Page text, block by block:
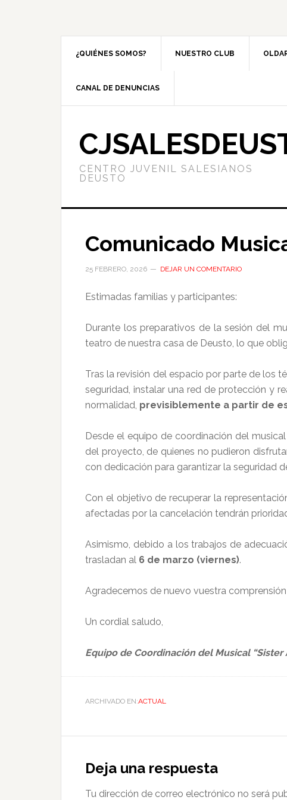
¿QUIÉNES SOMOS? NUESTRO CLUB
CANAL DE DENUNCIAS
CENTRO JUVENIL SALESIANOS
DEUSTO
Comunicado
25 FEBRERO, 2026 DEJAR UN COMENTARIO
Estimadas familias y participantes:
Durante los preparativos de la sesión del
teatro de nuestra casa de Deusto, lo que
Tras la revisión del espacio por parte de los
seguridad, instalar una red de protección y
normalidad, previsiblemente a partir de
Desde el equipo de coordinación del musical
del proyecto, de quienes no pudieron
con dedicación para garantizar la seguridad
Con el objetivo de recuperar la
afectadas por la cancelación tendrán
Asimismo, debido a los trabajos de
trasladan al 6 de marzo (viernes).
Agradecemos de nuevo vuestra
Un cordial saludo,
Equipo de Coordinación del Musical “Sister
ARCHIVADO EN:ACTUAL
Deja una respuesta
Tu dirección de correo electrónico no será